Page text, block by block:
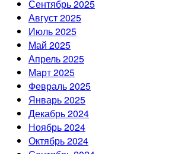
Сентябрь 2025
Август 2025
Июль 2025
Май 2025
Апрель 2025
Март 2025
Февраль 2025
Январь 2025
Декабрь 2024
Ноябрь 2024
Октябрь 2024